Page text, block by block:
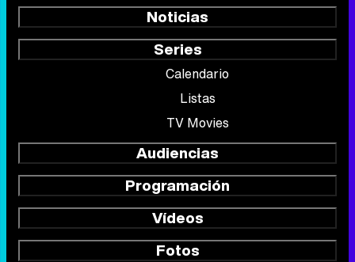
Noticias
Series
Calendario
Listas
TV Movies
Audiencias
Programación
Vídeos
Fotos